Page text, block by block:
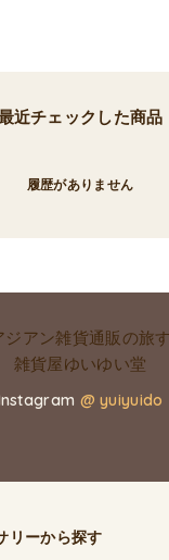
近チェックした商品
履歴がありません
@ yuiyuido
リーから探す